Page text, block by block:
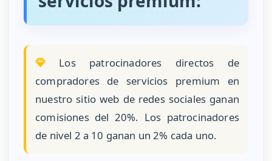
Los patrocinadores directos de
compradores de servicios premium en
nuestro sitio web de redes sociales ganan
comisiones del 20%. Los patrocinadores
de nivel 2 a 10 ganan un 2% cada uno.